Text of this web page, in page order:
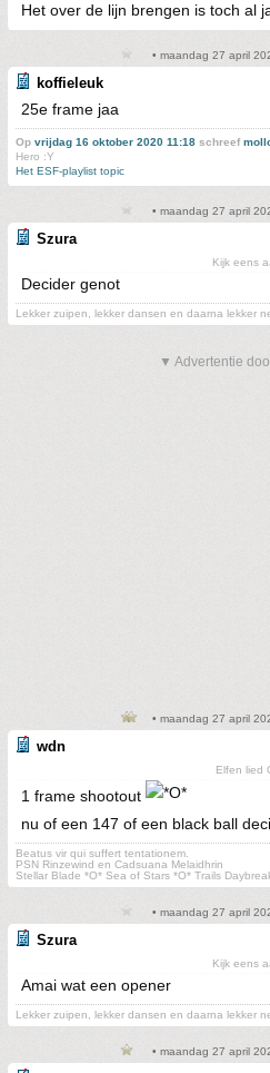
Het over de lijn brengen is toch al
• maandag 27 april
koffieleuk
25e frame jaa
Op vrijdag 16 oktober 2020 11:18 schreef
Hero :Y
Het ESF-playlist topic
• maandag 27 april
Szura
Kijk eens
Decider genot
Lekker zuipen, lekker dansen en daarna lekker
▼ Advertentie
• maandag 27 april
wdn
Elfen lied
1 frame shootout
nu of een 147 of een black ball
Beatus vir qui suffert tentationem.
PSN Rinzewind en Cadsuana Melaidhrin
Stellar Blade *O* Sea of Stars *O* Trails
• maandag 27 april
Szura
Kijk eens
Amai wat een opener
Lekker zuipen, lekker dansen en daarna lekker
• maandag 27 april